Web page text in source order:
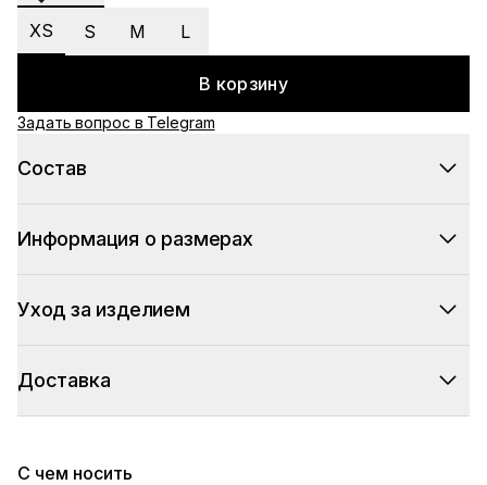
XS S M L
В корзину
Задать вопрос в Telegram
Состав
Информация о размерах
Уход за изделием
Доставка
С чем носить